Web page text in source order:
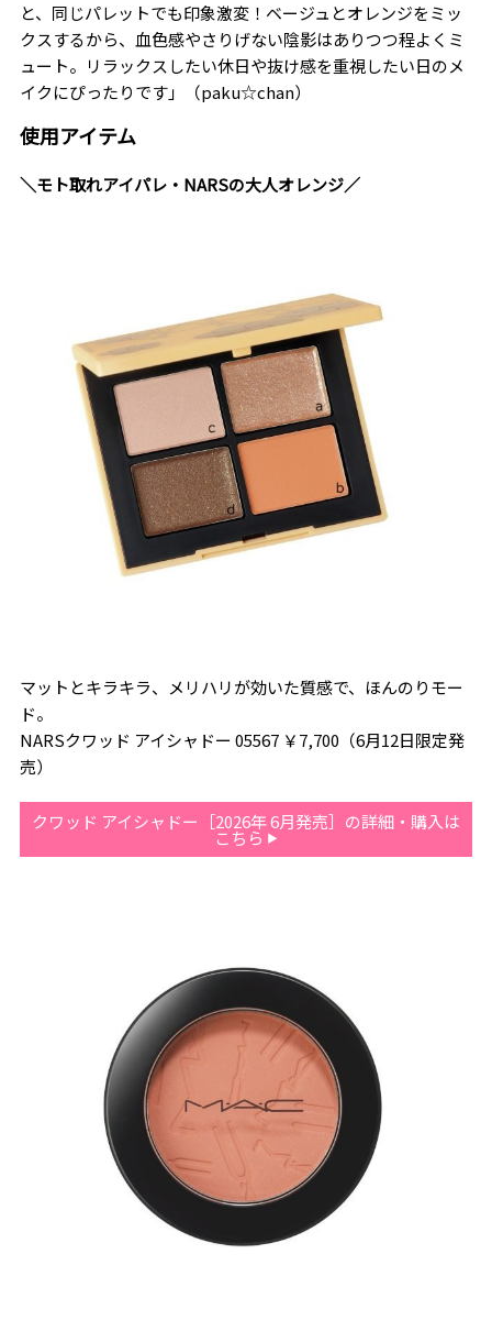
と、同じパレットでも印象激変！ベージュとオレンジをミッ
クスするから、血色感やさりげない陰影はありつつ程よくミ
ュート。リラックスしたい休日や抜け感を重視したい日のメ
イクにぴったりです」（paku☆chan）
使用アイテム
＼モト取れアイパレ・NARSの大人オレンジ／
マットとキラキラ、メリハリが効いた質感で、ほんのりモー
ド。
NARSクワッド アイシャドー 05567 ￥7,700（6月12日限定発
売）
クワッド アイシャドー［2026年 6月発売］の詳細・購入は
こちら